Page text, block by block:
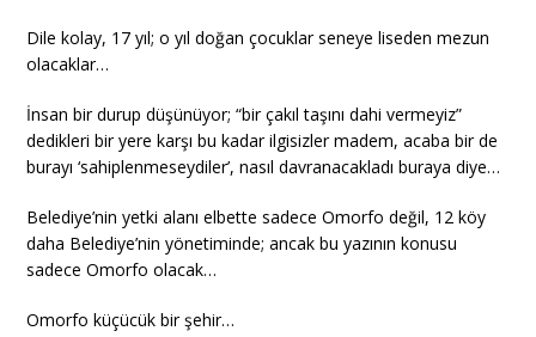
Dile kolay, 17 yıl; o yıl doğan çocuklar seneye liseden mezun
olacaklar…
İnsan bir durup düşünüyor; “bir çakıl taşını dahi vermeyiz”
dedikleri bir yere karşı bu kadar ilgisizler madem, acaba bir de
burayı ‘sahiplenmeseydiler’, nasıl davranacakladı buraya diye…
Belediye’nin yetki alanı elbette sadece Omorfo değil, 12 köy
daha Belediye’nin yönetiminde; ancak bu yazının konusu
sadece Omorfo olacak…
Omorfo küçücük bir şehir…